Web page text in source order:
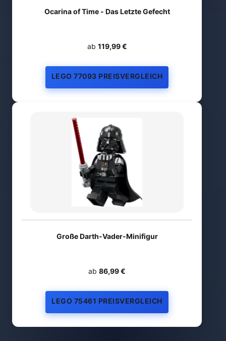
Ocarina of Time - Das Letzte Gefecht
ab 119,99 €
LEGO 77093 PREISVERGLEICH
Große Darth-Vader-Minifigur
ab 86,99 €
LEGO 75461 PREISVERGLEICH